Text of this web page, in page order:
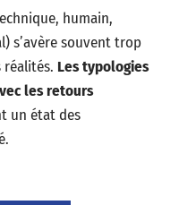
humain,
s’avère souvent trop
réalités. Les typologies
les retours
un état des